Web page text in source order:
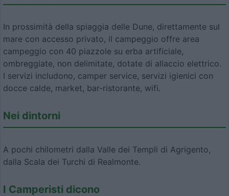
In prossimità della spiaggia delle Dune, direttamente sul
mare con accesso privato, il campeggio offre area
campeggio con 40 piazzole su erba artificiale,
ombreggiate, non delimitate, dotate di allaccio elettrico.
I servizi includono, camper service, servizi igienici con
docce calde, market, bar-ristorante, wifi.
Nei dintorni
A pochi chilometri dalla Valle dei Templi di Agrigento,
dalla Scala dei Turchi di Realmonte.
I Camperisti dicono